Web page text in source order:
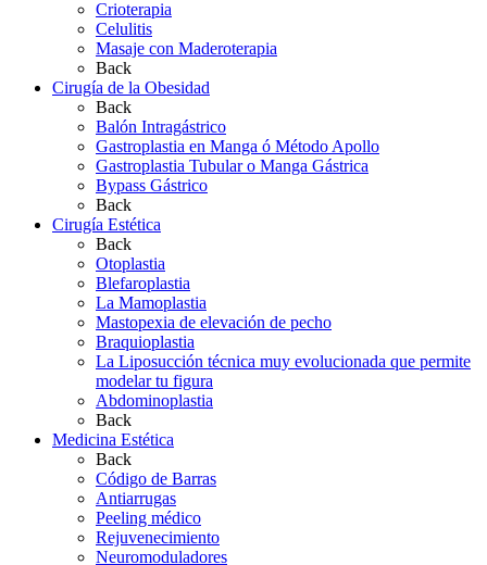
Crioterapia
Celulitis
Masaje con Maderoterapia
Back
Cirugía de la Obesidad
Back
Balón Intragástrico
Gastroplastia en Manga ó Método Apollo
Gastroplastia Tubular o Manga Gástrica
Bypass Gástrico
Back
Cirugía Estética
Back
Otoplastia
Blefaroplastia
La Mamoplastia
Mastopexia de elevación de pecho
Braquioplastia
La Liposucción técnica muy evolucionada que permite
modelar tu figura
Abdominoplastia
Back
Medicina Estética
Back
Código de Barras
Antiarrugas
Peeling médico
Rejuvenecimiento
Neuromoduladores